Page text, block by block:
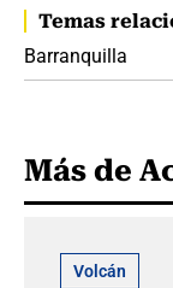
Temas
Barranquilla
Más de
Volcán